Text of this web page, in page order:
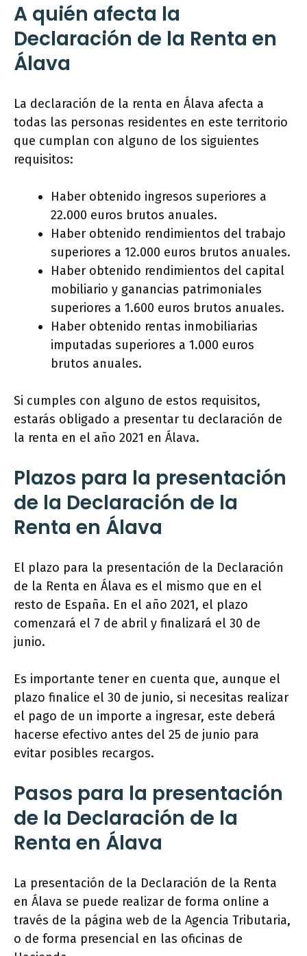
A quién afecta la
Declaración de la Renta en
Álava
La declaración de la renta en Álava afecta a
todas las personas residentes en este territorio
que cumplan con alguno de los siguientes
requisitos:
Haber obtenido ingresos superiores a
22.000 euros brutos anuales.
Haber obtenido rendimientos del trabajo
superiores a 12.000 euros brutos anuales.
Haber obtenido rendimientos del capital
mobiliario y ganancias patrimoniales
superiores a 1.600 euros brutos anuales.
Haber obtenido rentas inmobiliarias
imputadas superiores a 1.000 euros
brutos anuales.
Si cumples con alguno de estos requisitos,
estarás obligado a presentar tu declaración de
la renta en el año 2021 en Álava.
Plazos para la presentación
de la Declaración de la
Renta en Álava
El plazo para la presentación de la Declaración
de la Renta en Álava es el mismo que en el
resto de España. En el año 2021, el plazo
comenzará el 7 de abril y finalizará el 30 de
junio.
Es importante tener en cuenta que, aunque el
plazo finalice el 30 de junio, si necesitas realizar
el pago de un importe a ingresar, este deberá
hacerse efectivo antes del 25 de junio para
evitar posibles recargos.
Pasos para la presentación
de la Declaración de la
Renta en Álava
La presentación de la Declaración de la Renta
en Álava se puede realizar de forma online a
través de la página web de la Agencia Tributaria,
o de forma presencial en las oficinas de